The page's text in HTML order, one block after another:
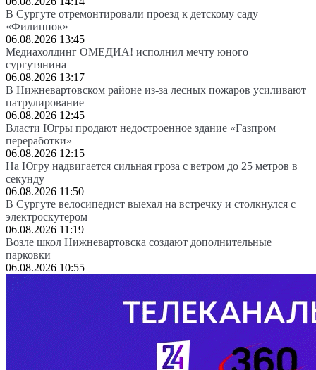
В Сургуте отремонтировали проезд к детскому саду
«Филиппок»
06.08.2026 13:45
Медиахолдинг ОМЕДИА! исполнил мечту юного
сургутянина
06.08.2026 13:17
В Нижневартовском районе из-за лесных пожаров усиливают
патрулирование
06.08.2026 12:45
Власти Югры продают недостроенное здание «Газпром
переработки»
06.08.2026 12:15
На Югру надвигается сильная гроза с ветром до 25 метров в
секунду
06.08.2026 11:50
В Сургуте велосипедист выехал на встречку и столкнулся с
электроскутером
06.08.2026 11:19
Возле школ Нижневартовска создают дополнительные
парковки
06.08.2026 10:55